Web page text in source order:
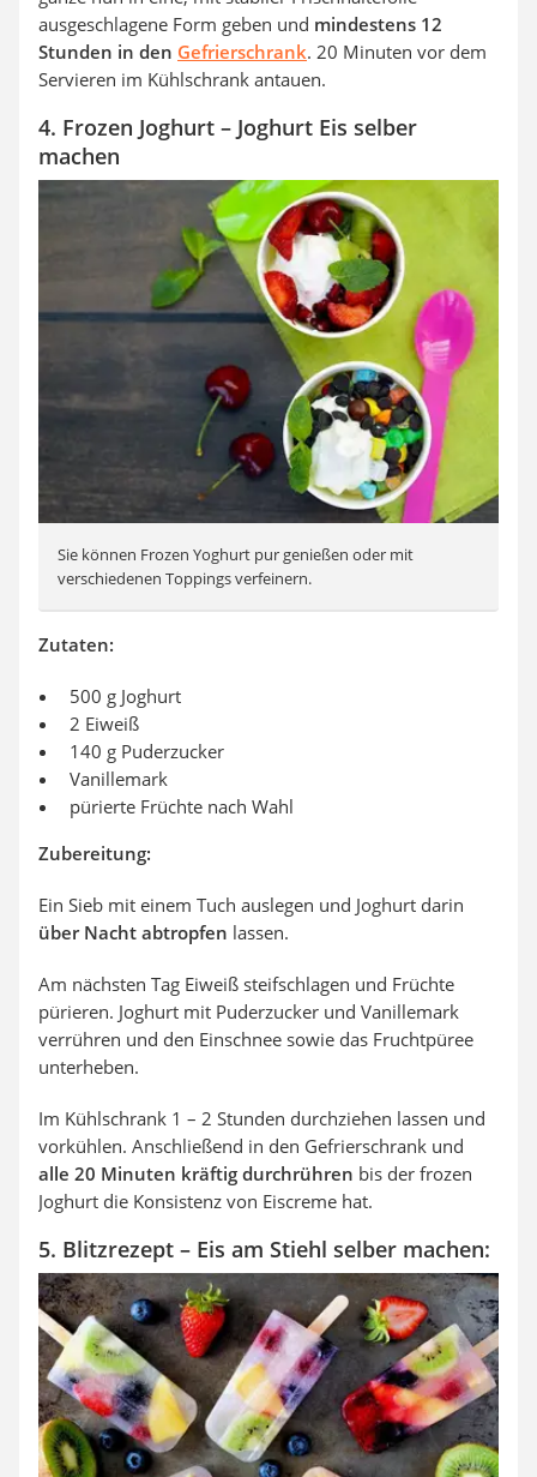
ausgeschlagene Form geben und mindestens 12
Stunden in den Gefrierschrank. 20 Minuten vor dem
Servieren im Kühlschrank antauen.
4. Frozen Joghurt – Joghurt Eis selber
machen
Sie können Frozen Yoghurt pur genießen oder mit
verschiedenen Toppings verfeinern.
Zutaten:
500 g Joghurt
2 Eiweiß
140 g Puderzucker
Vanillemark
pürierte Früchte nach Wahl
Zubereitung:
Ein Sieb mit einem Tuch auslegen und Joghurt darin
über Nacht abtropfen lassen.
Am nächsten Tag Eiweiß steifschlagen und Früchte
pürieren. Joghurt mit Puderzucker und Vanillemark
verrühren und den Einschnee sowie das Fruchtpüree
unterheben.
Im Kühlschrank 1 – 2 Stunden durchziehen lassen und
vorkühlen. Anschließend in den Gefrierschrank und
alle 20 Minuten kräftig durchrühren bis der frozen
Joghurt die Konsistenz von Eiscreme hat.
5. Blitzrezept – Eis am Stiehl selber machen: